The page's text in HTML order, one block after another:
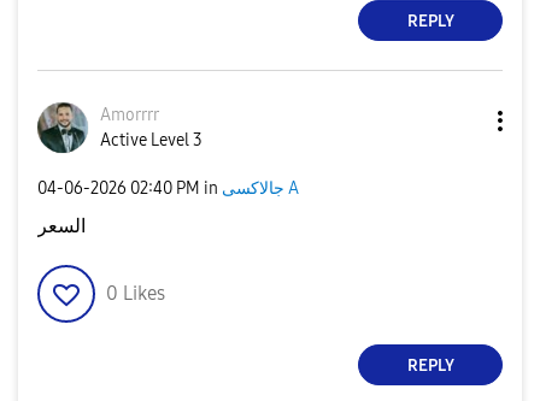
REPLY
Amorrrr
Active Level 3
‎04-06-2026 02:40 PM in جالاكسى A
السعر
0 Likes
REPLY